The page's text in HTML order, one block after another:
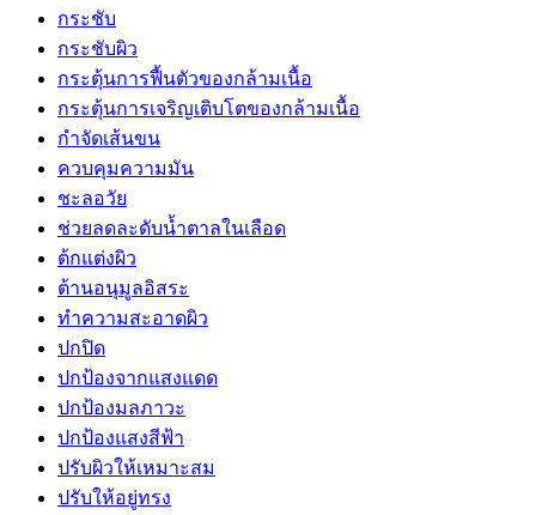
กระชับ
กระชับผิว
กระตุ้นการฟื้นตัวของกล้ามเนื้อ
กระตุ้นการเจริญเติบโตของกล้ามเนื้อ
กำจัดเส้นขน
ควบคุมความมัน
ชะลอวัย
ช่วยลดละดับน้ำตาลในเลือด
ต้กแต่งผิว
ต้านอนุมูลอิสระ
ทำความสะอาดผิว
ปกปิด
ปกป้องจากแสงแดด
ปกป้องมลภาวะ
ปกป้องแสงสีฟ้า
ปรับผิวให้เหมาะสม
ปรับให้อยู่ทรง